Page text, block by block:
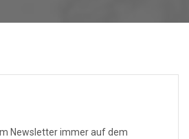
Newsletter immer auf dem